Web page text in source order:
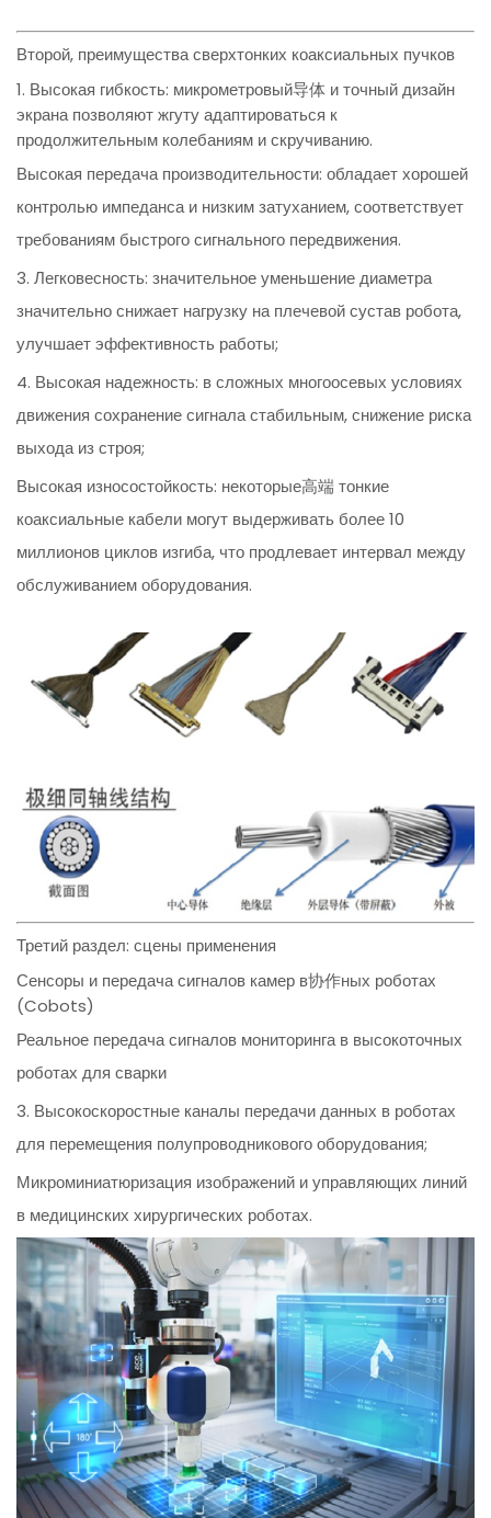
Второй, преимущества сверхтонких коаксиальных пучков
1. Высокая гибкость: микрометровый导体 и точный дизайн
экрана позволяют жгуту адаптироваться к
продолжительным колебаниям и скручиванию.
Высокая передача производительности: обладает хорошей
контролью импеданса и низким затуханием, соответствует
требованиям быстрого сигнального передвижения.
3. Легковесность: значительное уменьшение диаметра
значительно снижает нагрузку на плечевой сустав робота,
улучшает эффективность работы;
4. Высокая надежность: в сложных многоосевых условиях
движения сохранение сигнала стабильным, снижение риска
выхода из строя;
Высокая износостойкость: некоторые高端 тонкие
коаксиальные кабели могут выдерживать более 10
миллионов циклов изгиба, что продлевает интервал между
обслуживанием оборудования.
Третий раздел: сцены применения
Сенсоры и передача сигналов камер в协作ных роботах
(Cobots)
Реальное передача сигналов мониторинга в высокоточных
роботах для сварки
3. Высокоскоростные каналы передачи данных в роботах
для перемещения полупроводникового оборудования;
Микроминиатюризация изображений и управляющих линий
в медицинских хирургических роботах.